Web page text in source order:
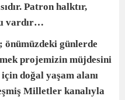
Patron halktır,
vardır…
önümüzdeki günlerde
projemizin müjdesini
doğal yaşam alanı
Milletler kanalıyla